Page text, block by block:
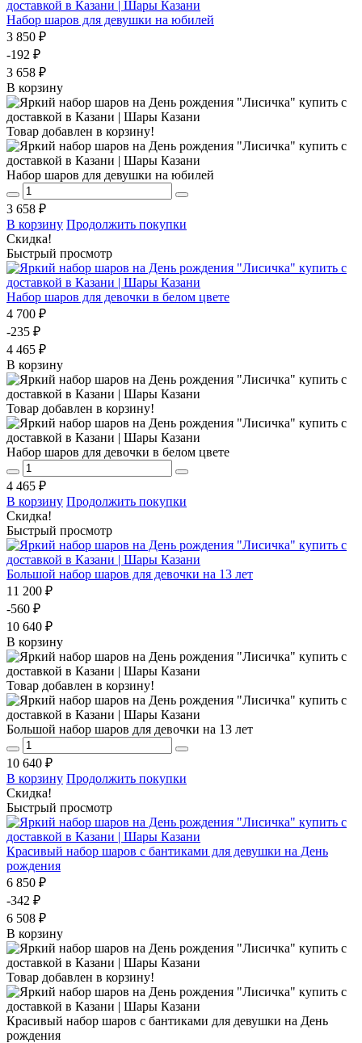
Набор шаров для девушки на юбилей
3 850 ₽
-192 ₽
3 658 ₽
В корзину
Товар добавлен в корзину!
Набор шаров для девушки на юбилей
3 658 ₽
В корзину Продолжить покупки
Скидка!
Быстрый просмотр
Набор шаров для девочки в белом цвете
4 700 ₽
-235 ₽
4 465 ₽
В корзину
Товар добавлен в корзину!
Набор шаров для девочки в белом цвете
4 465 ₽
В корзину Продолжить покупки
Скидка!
Быстрый просмотр
Большой набор шаров для девочки на 13 лет
11 200 ₽
-560 ₽
10 640 ₽
В корзину
Товар добавлен в корзину!
Большой набор шаров для девочки на 13 лет
10 640 ₽
В корзину Продолжить покупки
Скидка!
Быстрый просмотр
Красивый набор шаров с бантиками для девушки на День
рождения
6 850 ₽
-342 ₽
6 508 ₽
В корзину
Товар добавлен в корзину!
Красивый набор шаров с бантиками для девушки на День
рождения